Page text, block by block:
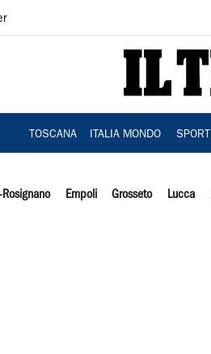
TOSCANA ITALIA MONDO SPORT
Empoli Grosseto Lucca